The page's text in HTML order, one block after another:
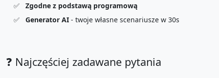
✅
Zgodne z podstawą programową
✅
Generator AI - twoje własne scenariusze w 30s
❓ Najczęściej zadawane pytania